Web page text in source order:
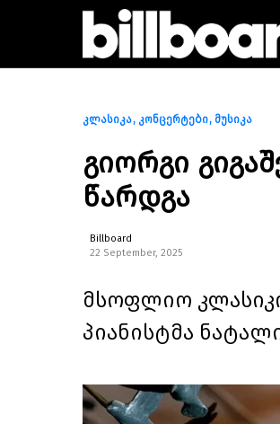
კლასიკა კონცერტები მუსიკა
გიორგი
წარდგა
Billboard
22 September, 2025
მსოფლიო
პიანისტმა